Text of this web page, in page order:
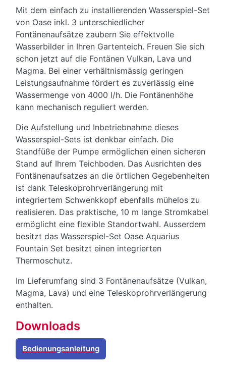
Mit dem einfach zu installierenden Wasserspiel-Set
von Oase inkl. 3 unterschiedlicher
Fontänenaufsätze zaubern Sie effektvolle
Wasserbilder in Ihren Gartenteich. Freuen Sie sich
schon jetzt auf die Fontänen Vulkan, Lava und
Magma. Bei einer verhältnismässig geringen
Leistungsaufnahme fördert es zuverlässig eine
Wassermenge von 4000 l/h. Die Fontänenhöhe
kann mechanisch reguliert werden.
Die Aufstellung und Inbetriebnahme dieses
Wasserspiel-Sets ist denkbar einfach. Die
Standfüße der Pumpe ermöglichen einen sicheren
Stand auf Ihrem Teichboden. Das Ausrichten des
Fontänenaufsatzes an die örtlichen Gegebenheiten
ist dank Teleskoprohrverlängerung mit
integriertem Schwenkkopf ebenfalls mühelos zu
realisieren. Das praktische, 10 m lange Stromkabel
ermöglicht eine flexible Standortwahl. Ausserdem
besitzt das Wasserspiel-Set Oase Aquarius
Fountain Set besitzt einen integrierten
Thermoschutz.
Im Lieferumfang sind 3 Fontänenaufsätze (Vulkan,
Magma, Lava) und eine Teleskoprohrverlängerung
enthalten.
Downloads
Bedienungsanleitung